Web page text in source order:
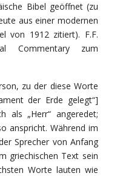
Bibel geöffnet (zu
aus einer modernen
von 1912 zitiert). F.F.
Commentary zum
zu der diese Worte
der Erde gelegt“]
als „Herr“ angeredet;
anspricht. Während im
Sprecher von Anfang
griechischen Text sein
Worte lauten wie